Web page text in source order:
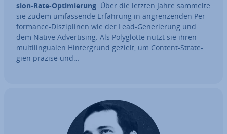
si­on-Rate-Op­ti­mie­rung. Über die letzten Jahre sammelte
sie zudem um­fas­sen­de Erfahrung in an­gren­zen­den Per­
for­mance-Dis­zi­pli­nen wie der Lead-Ge­ne­rie­rung und
dem Native Ad­ver­ti­sing. Als Po­ly­glot­te nutzt sie ihren
mul­ti­l­in­gua­len Hin­ter­grund gezielt, um Content-Stra­te­
gien präzise und…